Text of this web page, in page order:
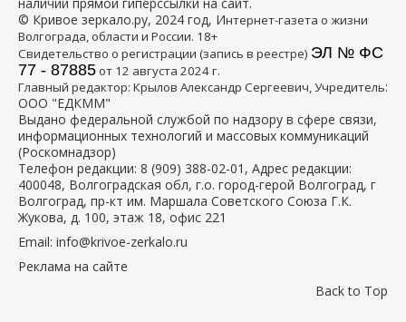
© Кривое зеркало.ру, 2024 год, Интернет-газета о жизни
Волгограда, области и России. 18+
Свидетельство о регистрации (запись в реестре) ЭЛ № ФС
77 - 87885от 12 августа 2024 г.
Главный редактор: Крылов Александр Сергеевич, Учредитель:
ООО "ЕДКММ"
Выдано федеральной службой по надзору в сфере связи,
информационных технологий и массовых коммуникаций
(Роскомнадзор)
Телефон редакции: 8 (909) 388-02-01 , Адрес редакции:
400048, Волгоградская обл, г.о. город-герой Волгоград, г
Волгоград, пр-кт им. Маршала Советского Союза Г.К.
Жукова, д. 100, этаж 18, офис 221
Email: info@krivoe-zerkalo.ru
Реклама на сайте
Back to Top